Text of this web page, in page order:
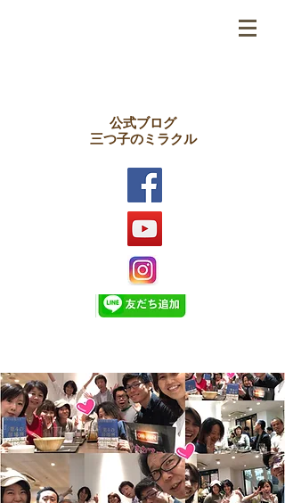
公式ブログ
三つ子のミラクル